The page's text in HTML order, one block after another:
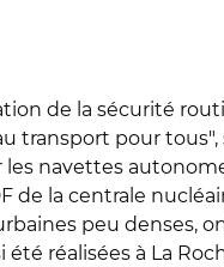
de la sécurité
transport pour
navettes
la centrale
peu denses,
réalisées à La